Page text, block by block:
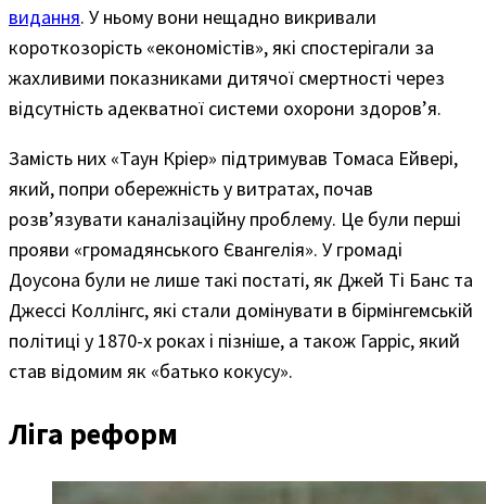
видання. У ньому вони нещадно викривали
короткозорість «економістів», які спостерігали за
жахливими показниками дитячої смертності через
відсутність адекватної системи охорони здоров’я.
Замість них «Таун Кріер» підтримував Томаса Ейвері,
який, попри обережність у витратах, почав
розв’язувати каналізаційну проблему. Це були перші
прояви «громадянського Євангелія». У громаді
Доусона були не лише такі постаті, як Джей Ті Банс та
Джессі Коллінгс, які стали домінувати в бірмінгемській
політиці у 1870-х роках і пізніше, а також Гарріс, який
став відомим як «батько кокусу».
Ліга реформ